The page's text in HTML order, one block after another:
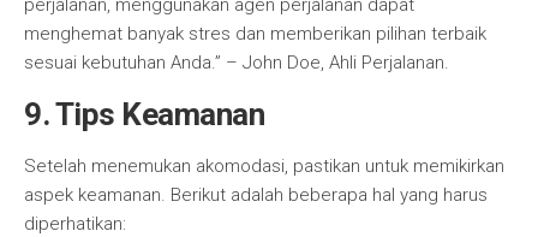
perjalanan, menggunakan agen perjalanan dapat
menghemat banyak stres dan memberikan pilihan terbaik
sesuai kebutuhan Anda.” – John Doe, Ahli Perjalanan.
9. Tips Keamanan
Setelah menemukan akomodasi, pastikan untuk memikirkan
aspek keamanan. Berikut adalah beberapa hal yang harus
diperhatikan: